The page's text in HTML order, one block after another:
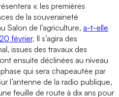
« les premières
de la souveraineté
Salon de l’agriculture, a-t-elle
février. Il s’agira des
issues des travaux des
ensuite déclinées au niveau
qui sera chapeautée par
l’antenne de la radio publique,
feuille de route à dix ans pour